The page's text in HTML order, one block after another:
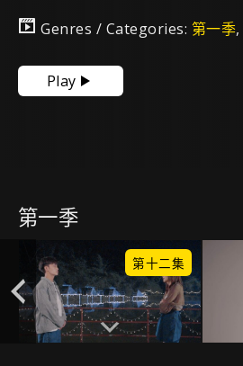
Genres / Categories: 第一季,
Play
第一季
第十二集